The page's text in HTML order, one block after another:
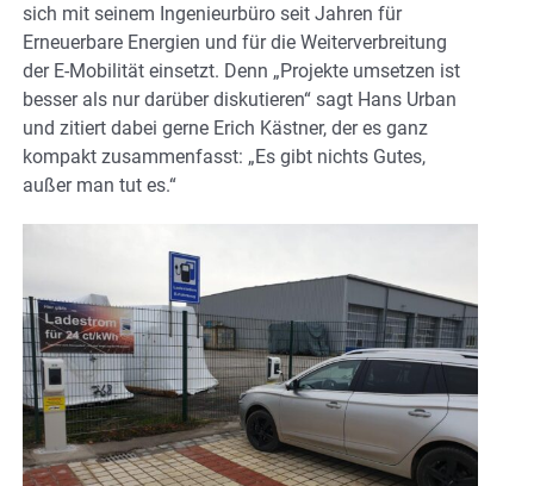
sich mit seinem Ingenieurbüro seit Jahren für
Erneuerbare Energien und für die Weiterverbreitung
der E-Mobilität einsetzt. Denn „Projekte umsetzen ist
besser als nur darüber diskutieren“ sagt Hans Urban
und zitiert dabei gerne Erich Kästner, der es ganz
kompakt zusammenfasst: „Es gibt nichts Gutes,
außer man tut es.“